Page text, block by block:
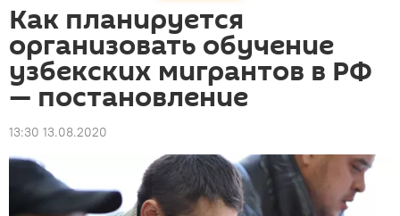
Как планируется
организовать обучение
узбекских мигрантов в РФ
— постановление
13:30 13.08.2020